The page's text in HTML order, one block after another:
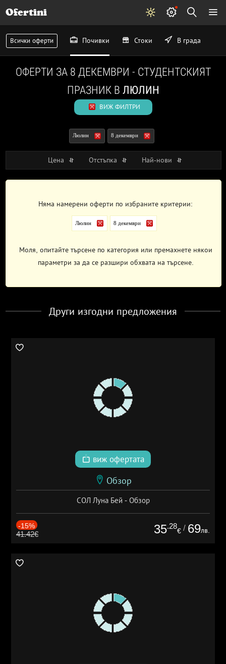
Ofertini
Всички оферти Почивки Стоки В града
ОФЕРТИ ЗА 8 ДЕКЕМВРИ - СТУДЕНТСКИЯТ
ПРАЗНИК В ЛЮЛИН
ВИЖ ФИЛТРИ
Люлин 8 декември
Цена Отстъпка Най-нови
Няма намерени оферти по избраните критерии:
Люлин 8 декември
Моля, опитайте търсене по категория или премахнете някои
параметри за да се разшири обхвата на търсене.
Други изгодни предложения
виж офертата
Обзор
СОЛ Луна Бей - Обзор
-15%
41.42€ 35.28
€ / 69лв.